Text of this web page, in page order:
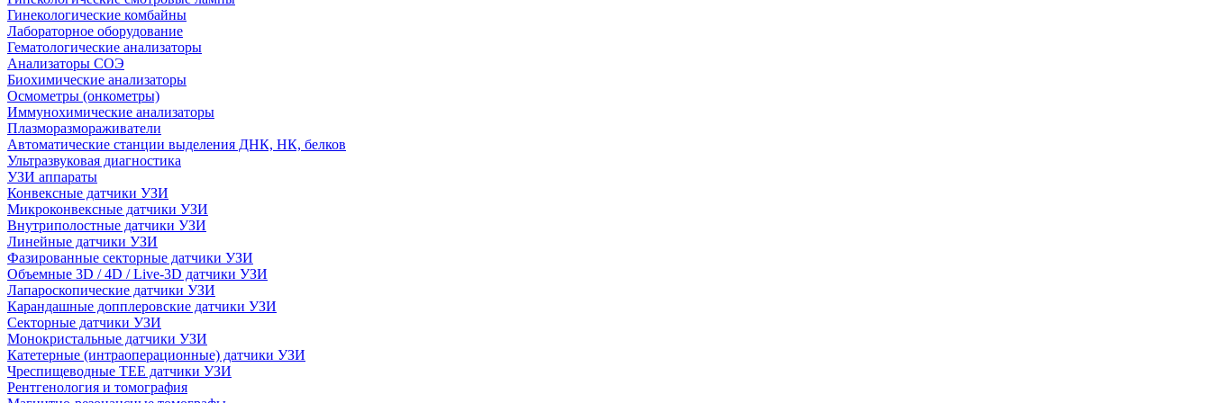
Гинекологические комбайны
Лабораторное оборудование
Гематологические анализаторы
Анализаторы СОЭ
Биохимические анализаторы
Осмометры (онкометры)
Иммунохимические анализаторы
Плазморазмораживатели
Автоматические станции выделения ДНК, НК, белков
Ультразвуковая диагностика
УЗИ аппараты
Конвексные датчики УЗИ
Микроконвексные датчики УЗИ
Внутриполостные датчики УЗИ
Линейные датчики УЗИ
Фазированные секторные датчики УЗИ
Объемные 3D / 4D / Live-3D датчики УЗИ
Лапароскопические датчики УЗИ
Карандашные допплеровские датчики УЗИ
Секторные датчики УЗИ
Монокристальные датчики УЗИ
Катетерные (интраоперационные) датчики УЗИ
Чреспищеводные TEE датчики УЗИ
Рентгенология и томография